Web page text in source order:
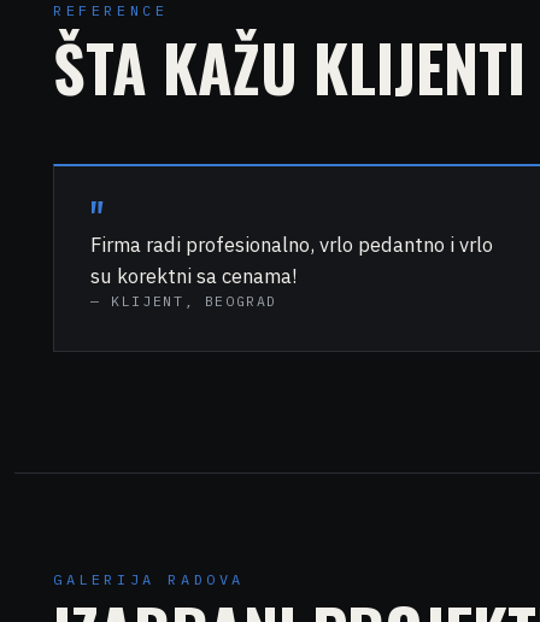
REFERENCE
ŠTA KAŽU KLIJENTI
"
Firma radi profesionalno, vrlo pedantno i vrlo
su korektni sa cenama!
— KLIJENT, BEOGRAD
GALERIJA RADOVA